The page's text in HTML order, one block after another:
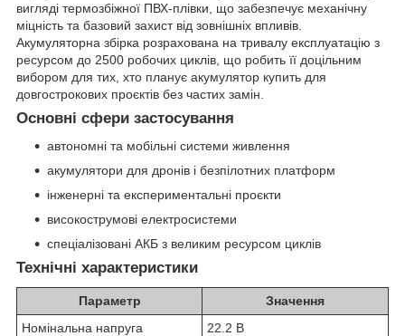
вигляді термозбіжної ПВХ-плівки, що забезпечує механічну
міцність та базовий захист від зовнішніх впливів.
Акумуляторна збірка розрахована на тривалу експлуатацію з
ресурсом до 2500 робочих циклів, що робить її доцільним
вибором для тих, хто планує акумулятор купить для
довгострокових проєктів без частих замін.
Основні сфери застосування
автономні та мобільні системи живлення
акумулятори для дронів і безпілотних платформ
інженерні та експериментальні проєкти
високострумові електросистеми
спеціалізовані АКБ з великим ресурсом циклів
Технічні характеристики
Параметр
Значення
Номінальна напруга
22.2 В